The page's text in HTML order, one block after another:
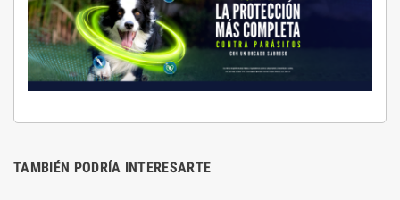
TAMBIÉN PODRÍA INTERESARTE